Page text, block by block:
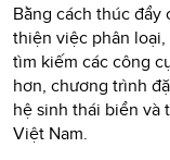
Bằng cách thúc đẩy
thiện việc phân
tìm kiếm các công
hơn, chương trình
hệ sinh thái biển và
Việt Nam.